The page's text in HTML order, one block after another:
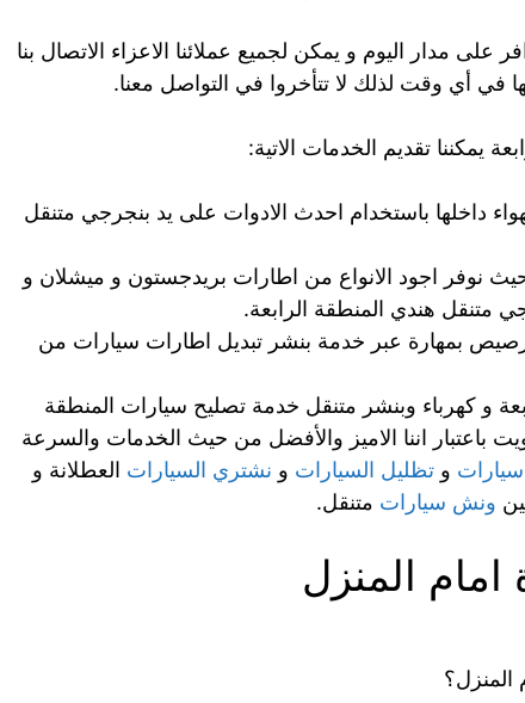
على مدار اليوم و يمكن لجميع عملائنا الاعزاء الاتصال بنا
داخلها باستخدام احدث الادوات على يد بنجرجي متنقل
نوفر اجود الانواع من اطارات بريدجستون و ميشلان و
متنقل هندي المنطقة الرابعة.
بمهارة عبر خدمة بنشر تبديل اطارات سيارات من
و كهرباء وبنشر متنقل خدمة تصليح سيارات المنطقة
باعتبار اننا الاميز والأفضل من حيث الخدمات والسرعة
و تظليل السيارات و نشتري السيارات العطلانة و
ونش سيارات متنقل.
امام المنزل
المنزل؟